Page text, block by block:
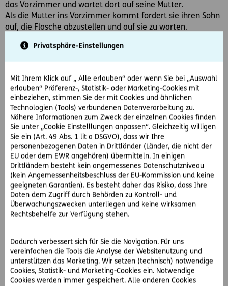
Privatsphäre-Einstellungen
Mit Ihrem Klick auf „ Alle erlauben“ oder wenn Sie bei „Auswahl
erlauben“ Präferenz-, Statistik- oder Marketing-Cookies mit
einbeziehen, stimmen Sie der mit Cookies und ähnlichen
Technologien (Tools) verbundenen Datenverarbeitung zu.
Nähere Informationen zum Zweck der einzelnen Cookies finden
Sie unter „Cookie Einstelllungen anpassen“. Gleichzeitig willigen
Sie ein (Art. 49 Abs. 1 lit a DSGVO), dass wir Ihre
personenbezogenen Daten in Drittländer (Länder, die nicht der
EU oder dem EWR angehören) übermitteln. In einigen
Drittländern besteht kein angemessenes Datenschutzniveau
(kein Angemessenheitsbeschluss der EU-Kommission und keine
geeigneten Garantien). Es besteht daher das Risiko, dass Ihre
Daten dem Zugriff durch Behörden zu Kontroll- und
Überwachungszwecken unterliegen und keine wirksamen
Rechtsbehelfe zur Verfügung stehen.
Dadurch verbessert sich für Sie die Navigation. Für uns
vereinfachen die Tools die Analyse der Websitenutzung und
unterstützen das Marketing. Wir setzen (technisch) notwendige
Cookies, Statistik- und Marketing-Cookies ein. Notwendige
Cookies werden immer gespeichert. Alle anderen Cookies
das Vorzimmer und wartet dort auf seine Mutter.
Als die Mutter ins Vorzimmer kommt fordert sie ihren Sohn
auf, die Flasche abzustellen und auf sie zu warten.
neben ihm stehenden Schuhschrank abzustellen, wobei er
mit der Flasche stark auf dem Schuhschrank anstößt. Die
kleinere Glasscherben.
Ein oder mehrere Splitter verletzten den kleinen A. dabei
am rechten Auge. Er verlangt deswegen Schmerzengeld
vom Hersteller der Mineralwasserflasche.
So hat der OGH entschieden:
Die Verkehrssicherungspflichten eines Produzenten enden
nicht mit dem Inverkehrbringen eines Produktes, sondern
bestehen darüber hinaus.
Die Produktbeobachtungspflicht ist daher Teil der
Produzentenhaftung.
Die hier beklagte Herstellerfirma wusste auch bereits vor
dem gegenständlichen Unfall, dass unter Druck stehende
sie an einen harten Gegenstand angeschlagen werden.
Wenn man eine halbleere Glasflasche, in der sich ein
kohlensäurehältiges Getränk befindet, unabsichtlich hart
auf einem festen Boden abstellt oder aus geringer Höhe
fallen lässt, sie umstößt oder stark bzw. kräftig an einem